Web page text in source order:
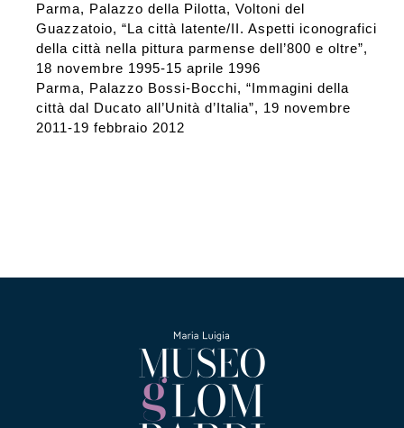
Parma, Palazzo della Pilotta, Voltoni del
Guazzatoio, “La città latente/II. Aspetti iconografici
della città nella pittura parmense dell’800 e oltre”,
18 novembre 1995-15 aprile 1996
Parma, Palazzo Bossi-Bocchi, “Immagini della
città dal Ducato all’Unità d’Italia”, 19 novembre
2011-19 febbraio 2012